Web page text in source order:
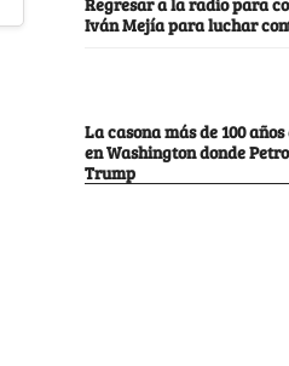
Iván Mejía para luchar
La casona más de 100
en Washington donde
Trump